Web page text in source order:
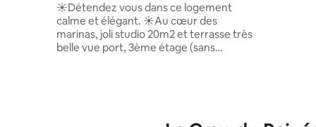
☀️Détendez vous dans ce logement
calme et élégant. ☀️Au cœur des
marinas, joli studio 20m2 et terrasse très
belle vue port, 3ème étage (sans